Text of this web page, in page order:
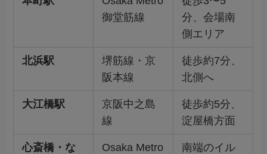
御堂筋線
分、会場南
側エリア
北浜駅
堺筋線・京
阪本線
徒歩約7分、
北側へ
大江橋駅
京阪中之島
線
徒歩約5分、
淀屋橋方面
心斎橋・な
Osaka Metro
南端のイル